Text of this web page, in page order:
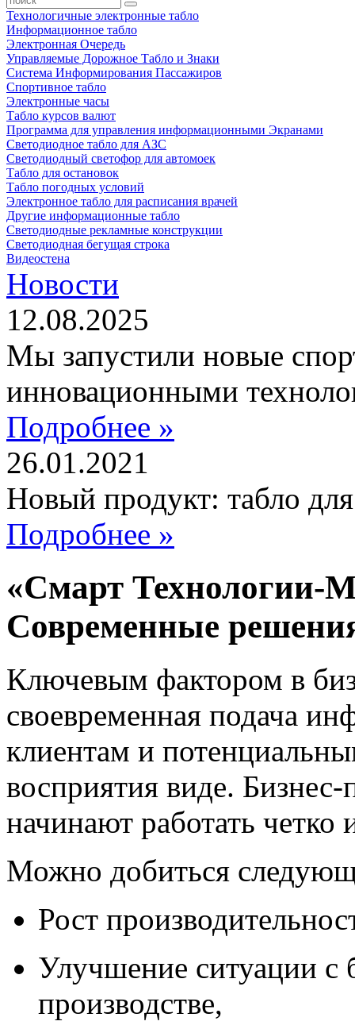
Технологичные электронные табло
Информационное табло
Электронная Очередь
Управляемые Дорожное Табло и Знаки
Система Информирования Пассажиров
Спортивное табло
Электронные часы
Табло курсов валют
Программа для управления информационными Экранами
Светодиодное табло для АЗС
Светодиодный светофор для автомоек
Табло для остановок
Табло погодных условий
Электронное табло для расписания врачей
Другие информационные табло
Светодиодные рекламные конструкции
Светодиодная бегущая строка
Видеостена
Новости
12.08.2025
Мы запустили новые
инновационными
Подробнее »
26.01.2021
Новый продукт: табло
Подробнее »
«Смарт Технологии-
Современные
Ключевым фактором в
своевременная подача
клиентам и
восприятия виде.
начинают работать четко
Можно добиться
Рост
Улучшение ситуации с
производстве,